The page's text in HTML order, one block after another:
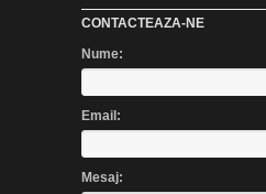
CONTACTEAZA-NE
Nume:
Email:
Mesaj: